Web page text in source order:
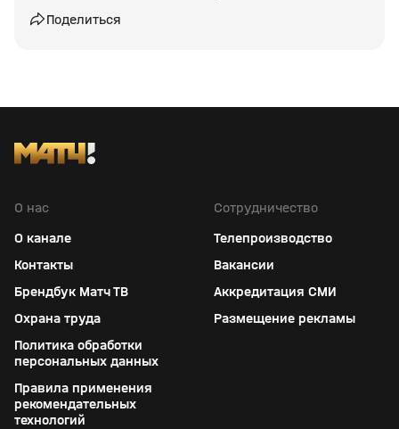
Поделиться
О нас
О канале
Контакты
Брендбук Матч ТВ
Охрана труда
Политика обработки
персональных данных
Правила применения
рекомендательных
технологий
Сотрудничество
Телепроизводство
Вакансии
Аккредитация СМИ
Размещение рекламы